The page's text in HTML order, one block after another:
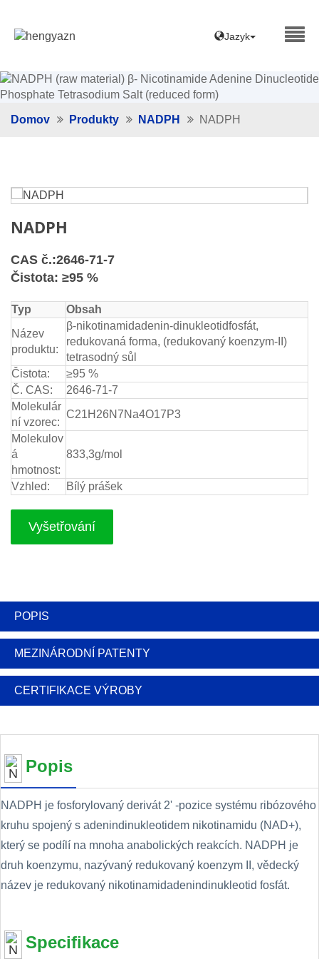
Jazyk
Domov Produkty NADPH NADPH
NADPH
CAS č.:2646-71-7
Čistota: ≥95 %
Typ
Obsah
Název
produktu:
β-nikotinamidadenin-dinukleotidfosfát,
redukovaná forma, (redukovaný koenzym-II)
tetrasodný sůl
Čistota:
≥95 %
Č. CAS:
2646-71-7
Molekulár
ní vzorec:
C21H26N7Na4O17P3
Molekulov
á
hmotnost:
833,3g/mol
Vzhled: Bílý prášek
Vyšetřování
POPIS
MEZINÁRODNÍ PATENTY
CERTIFIKACE VÝROBY
Popis
NADPH je fosforylovaný derivát 2' -pozice systému ribózového
kruhu spojený s adenindinukleotidem nikotinamidu (NAD+),
který se podílí na mnoha anabolických reakcích. NADPH je
druh koenzymu, nazývaný redukovaný koenzym II, vědecký
název je redukovaný nikotinamidadenindinukleotid fosfát.
Specifikace